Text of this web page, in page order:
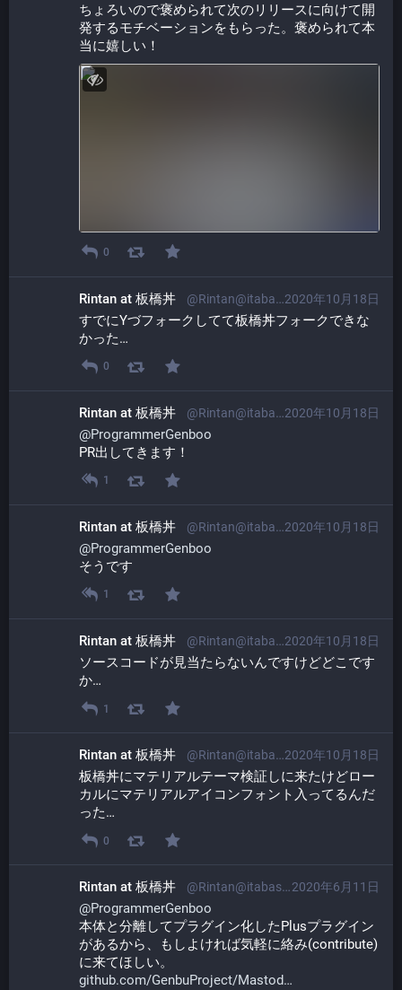
ちょろいので褒められて次のリリースに向けて開
発するモチベーションをもらった。褒められて本
当に嬉しい！
0
2020年10月18日
Rintan at 板橋丼 @Rintan@itabashi.0j0.jp
すでにYづフォークしてて板橋丼フォークできな
かった…
0
2020年10月18日
Rintan at 板橋丼 @Rintan@itabashi.0j0.jp
@ProgrammerGenboo
PR出してきます！
1
2020年10月18日
Rintan at 板橋丼 @Rintan@itabashi.0j0.jp
@ProgrammerGenboo
そうです
1
2020年10月18日
Rintan at 板橋丼 @Rintan@itabashi.0j0.jp
ソースコードが見当たらないんですけどどこです
か…
1
2020年10月18日
Rintan at 板橋丼 @Rintan@itabashi.0j0.jp
板橋丼にマテリアルテーマ検証しに来たけどロー
カルにマテリアルアイコンフォント入ってるんだ
った…
0
2020年6月11日
Rintan at 板橋丼 @Rintan@itabashi.0j0.jp
@ProgrammerGenboo
本体と分離してプラグイン化したPlusプラグイン
があるから、もしよければ気軽に絡み(contribute)
に来てほしい。
github.com/GenbuProject/Mastod